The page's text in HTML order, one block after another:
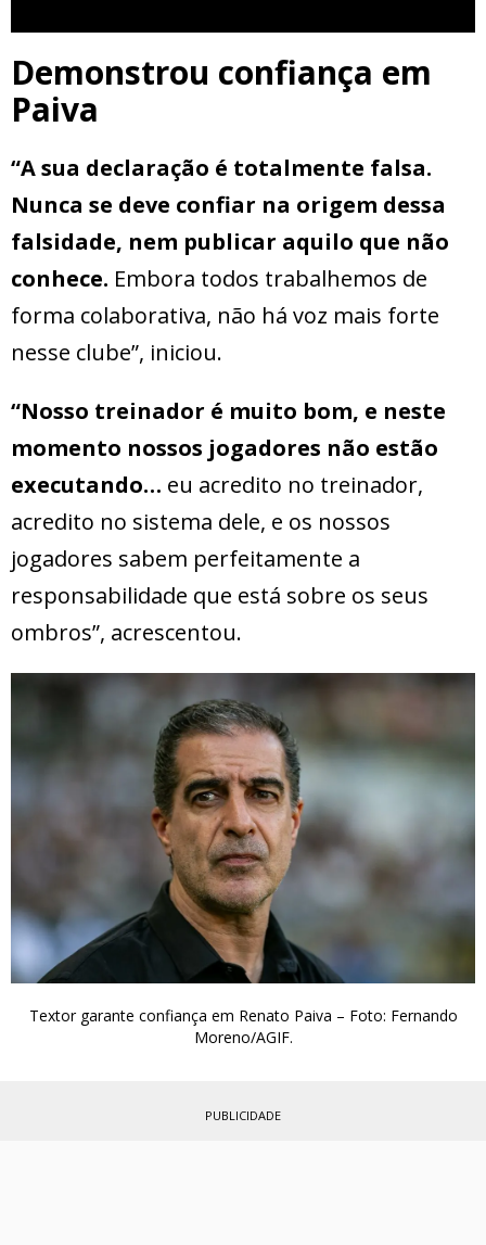
Demonstrou confiança em
Paiva
“A sua declaração é totalmente falsa.
Nunca se deve confiar na origem dessa
falsidade, nem publicar aquilo que não
conhece. Embora todos trabalhemos de
forma colaborativa, não há voz mais forte
nesse clube”, iniciou.
“Nosso treinador é muito bom, e neste
momento nossos jogadores não estão
executando… eu acredito no treinador,
acredito no sistema dele, e os nossos
jogadores sabem perfeitamente a
responsabilidade que está sobre os seus
ombros”, acrescentou.
Textor garante confiança em Renato Paiva – Foto: Fernando
Moreno/AGIF.
PUBLICIDADE